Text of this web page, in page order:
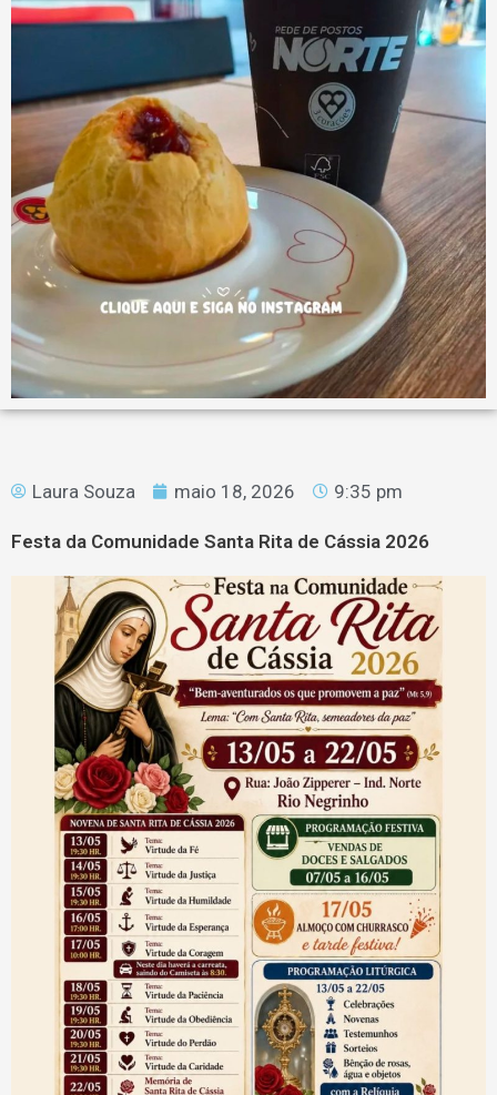
Laura Souza maio 18, 2026 9:35 pm
Festa da Comunidade Santa Rita de Cássia 2026